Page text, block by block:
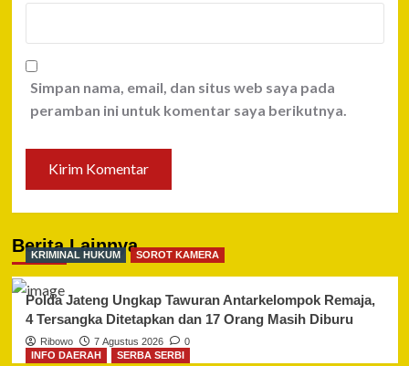
Simpan nama, email, dan situs web saya pada
peramban ini untuk komentar saya berikutnya.
Berita Lainnya
KRIMINAL HUKUM SOROT KAMERA
Polda Jateng Ungkap Tawuran Antarkelompok Remaja,
4 Tersangka Ditetapkan dan 17 Orang Masih Diburu
Ribowo 7 Agustus 2026
0
INFO DAERAH
SERBA SERBI